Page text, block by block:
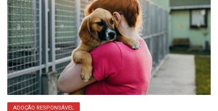
ADOÇÃO RESPONSÁVEL